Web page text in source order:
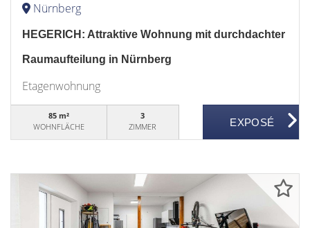
Nürnberg
HEGERICH: Attraktive Wohnung mit durchdachter
Raumaufteilung in Nürnberg
Etagenwohnung
85 m²
WOHNFLÄCHE
3
ZIMMER